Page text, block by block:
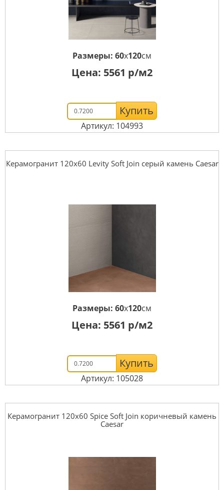
Размеры: 60x120см
Цена: 5561 р/м2
Купить
Артикул: 104993
Керамогранит 120x60 Levity Soft Join серый камень Caesar
Размеры: 60x120см
Цена: 5561 р/м2
Купить
Артикул: 105028
Керамогранит 120x60 Spice Soft Join коричневый камень
Caesar